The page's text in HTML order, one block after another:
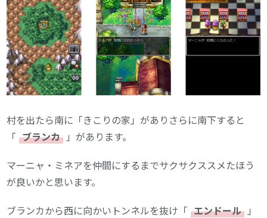
村を出たら南に「きこりの家」がありさらに南下すると
「 ブランカ 」があります。
マーニャ・ミネアを仲間にするまでサクサクススメたほう
が良いかと思います。
ブランカから西に向かいトンネルを抜け「 エンドール 」